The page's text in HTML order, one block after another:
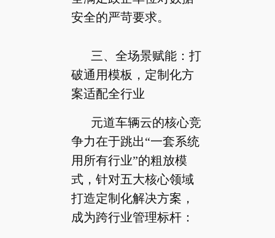
安全的严苛要求。
三、全场景赋能：打
破通用模板，定制化方
案适配全行业
元道车辆云的核心竞
争力在于跳出“一套系统
用所有行业”的粗放模
式，针对五大核心领域
打造定制化解决方案，
成为跨行业管理标杆：